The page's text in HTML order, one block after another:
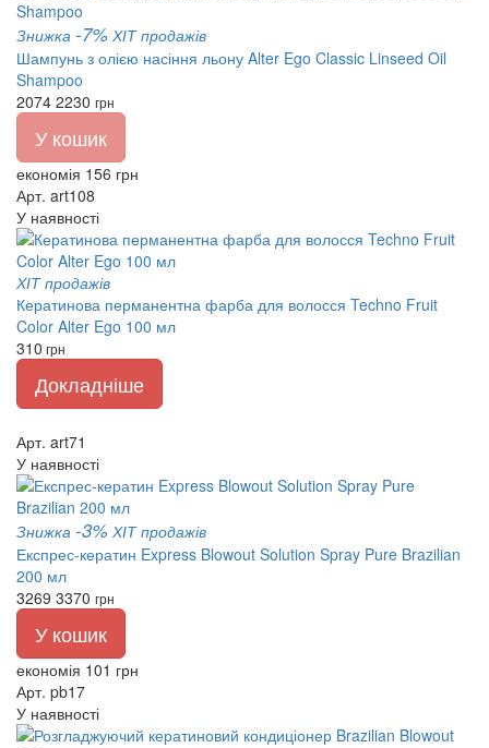
Знижка -7% ХІТ продажів
Шампунь з олією насіння льону Alter Ego Classic Linseed Oil
Shampoo
2074 2230 грн
У кошик
економія 156 грн
Арт. art108
У наявності
ХІТ продажів
Кератинова перманентна фарба для волосся Techno Fruit
Color Alter Ego 100 мл
310 грн
Докладніше
Арт. art71
У наявності
Знижка -3% ХІТ продажів
Експрес-кератин Express Blowout Solution Spray Pure Brazilian
200 мл
3269 3370 грн
У кошик
економія 101 грн
Арт. pb17
У наявності